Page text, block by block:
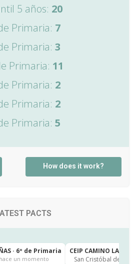
5 años: 20
Primaria: 7
Primaria: 3
Primaria: 11
Primaria: 2
Primaria: 2
Primaria: 5
How does it work?
PACTS
· 6º de Primaria
hace un momento
CEIP CAMINO
San Cristóbal de la